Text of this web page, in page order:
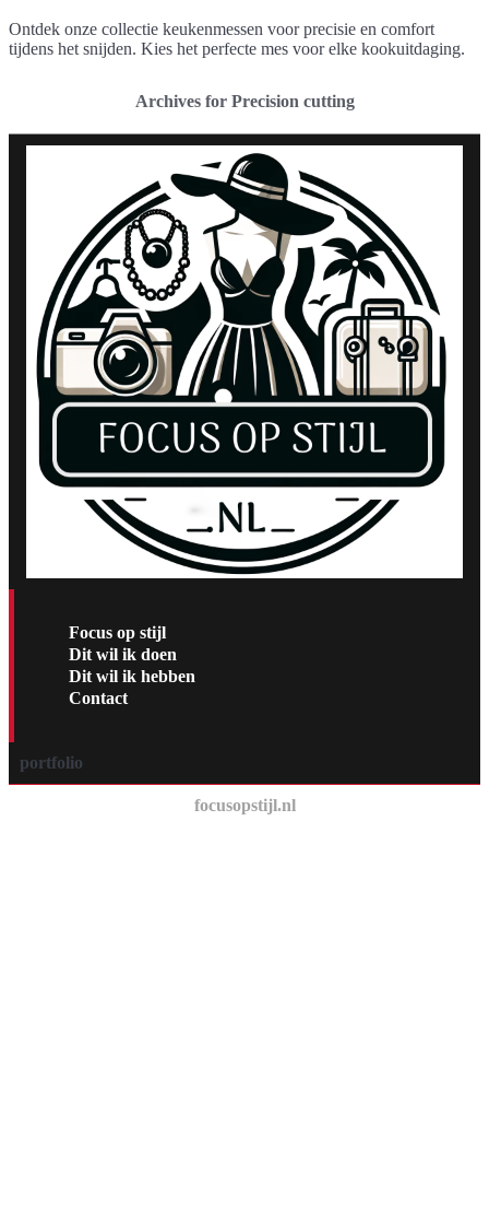
Ontdek onze collectie keukenmessen voor precisie en comfort
tijdens het snijden. Kies het perfecte mes voor elke kookuitdaging.
Archives for Precision cutting
Focus op stijl
Dit wil ik doen
Dit wil ik hebben
Contact
portfolio
focusopstijl.nl